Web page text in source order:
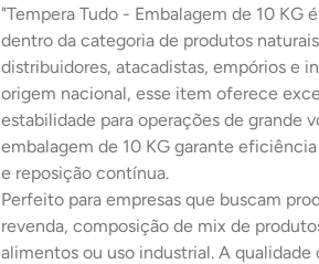
"Tempera Tudo - Embalagem de 10 KG
dentro da categoria de produtos
distribuidores, atacadistas, empórios e
origem nacional, esse item oferece
estabilidade para operações de grande
embalagem de 10 KG garante
e reposição contínua.
Perfeito para empresas que buscam
revenda, composição de mix de
alimentos ou uso industrial. A